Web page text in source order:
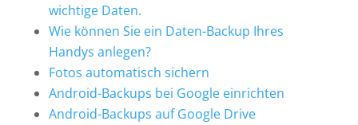
wichtige Daten.
Wie können Sie ein Daten-Backup Ihres
Handys anlegen?
Fotos automatisch sichern
Android-Backups bei Google einrichten
Android-Backups auf Google Drive